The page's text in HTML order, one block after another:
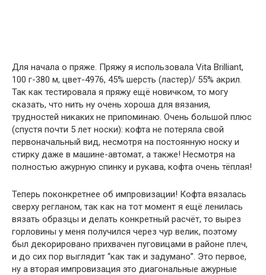
Для начала о пряже. Пряжу я использовала Vita Brilliant,
100 г-380 м, цвет-4976, 45% шерсть (ластер)/ 55% акрил.
Так как тестировала я пряжу ещё новичком, то могу
сказать, что нить ну очень хороша для вязания,
трудностей никаких не припоминаю. Очень большой плюс
(спустя почти 5 лет носки): кофта не потеряла свой
первоначальный вид, несмотря на постоянную носку и
стирку даже в машине-автомат, а также! Несмотря на
полностью ажурную спинку и рукава, кофта очень тёплая!
Теперь поконкретнее об импровизации! Кофта вязалась
сверху регланом, так как на тот момент я ещё ленилась
вязать образцы и делать конкретный расчёт, то вырез
горловины у меня получился через чур велик, поэтому
был декорировано прихвачен пуговицами в районе плеч,
и до сих пор выглядит “как так и задумано”. Это первое,
ну а вторая импровизация это диагональные ажурные